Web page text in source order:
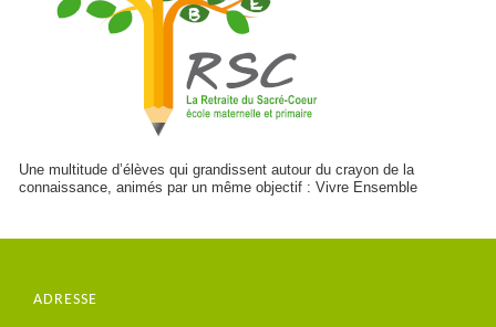
Une multitude d’élèves qui grandissent autour du crayon de la
connaissance, animés par un même objectif : Vivre Ensemble
ADRESSE